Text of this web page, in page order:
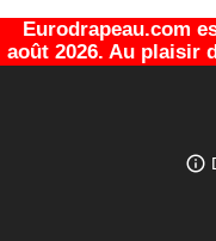
Eurodrapeau.com
août 2026. Au plaisir
info_outline